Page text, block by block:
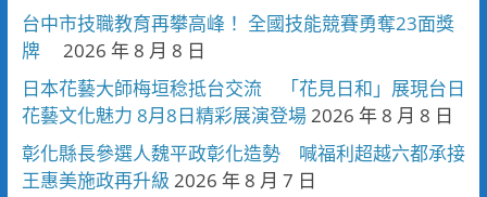
台中市技職教育再攀高峰！ 全國技能競賽勇奪23面獎
牌
2026 年 8 月 8 日
日本花藝大師梅垣稔抵台交流 「花見日和」展現台日
花藝文化魅力 8月8日精彩展演登場2026 年 8 月 8 日
彰化縣長參選人魏平政彰化造勢 喊福利超越六都承接
王惠美施政再升級 2026 年 8 月 7 日